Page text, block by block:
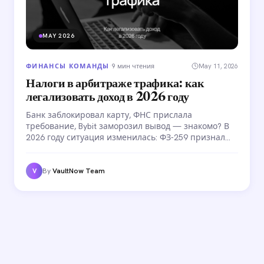
MAY 2026
ФИНАНСЫ КОМАНДЫ ·9 мин чтения May 11, 2026
Налоги в арбитраже трафика: как
легализовать доход в 2026 году
Банк заблокировал карту, ФНС прислала
требование, Bybit заморозил вывод — знакомо? В
2026 году ситуация изменилась: ФЗ-259 признал
легализации — от самозанятости до зарубежных
структур.
V ByVaultNow Team